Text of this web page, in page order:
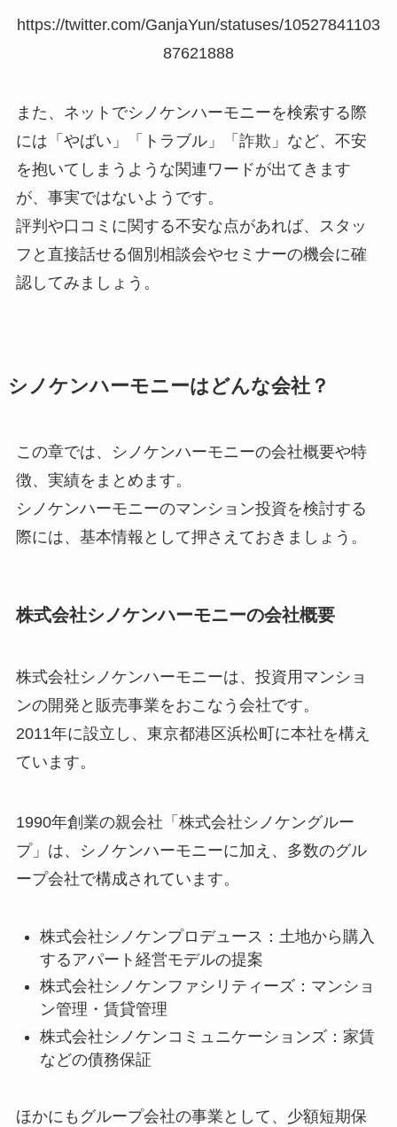
https://twitter.com/GanjaYun/statuses/10527841103
87621888
また、ネットでシノケンハーモニーを検索する際
には「やばい」「トラブル」「詐欺」など、不安
を抱いてしまうような関連ワードが出てきます
が、事実ではないようです。
評判や口コミに関する不安な点があれば、スタッ
フと直接話せる個別相談会やセミナーの機会に確
認してみましょう。
シノケンハーモニーはどんな会社？
この章では、シノケンハーモニーの会社概要や特
徴、実績をまとめます。
シノケンハーモニーのマンション投資を検討する
際には、基本情報として押さえておきましょう。
株式会社シノケンハーモニーの会社概要
株式会社シノケンハーモニーは、投資用マンショ
ンの開発と販売事業をおこなう会社です。
2011年に設立し、東京都港区浜松町に本社を構え
ています。
1990年創業の親会社「株式会社シノケングルー
プ」は、シノケンハーモニーに加え、多数のグル
ープ会社で構成されています。
株式会社シノケンプロデュース：土地から購入
するアパート経営モデルの提案
株式会社シノケンファシリティーズ：マンショ
ン管理・賃貸管理
株式会社シノケンコミュニケーションズ：家賃
などの債務保証
ほかにもグループ会社の事業として、少額短期保